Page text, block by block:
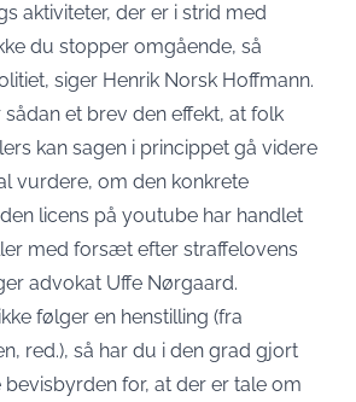
aktiviteter, der er i strid med
du stopper omgående, så
siger Henrik Norsk Hoffmann.
sådan et brev den effekt, at folk
kan sagen i princippet gå videre
vurdere, om den konkrete
licens på youtube har handlet
med forsæt efter straffelovens
advokat Uffe Nørgaard.
følger en henstilling (fra
red.), så har du i den grad gjort
for, at der er tale om